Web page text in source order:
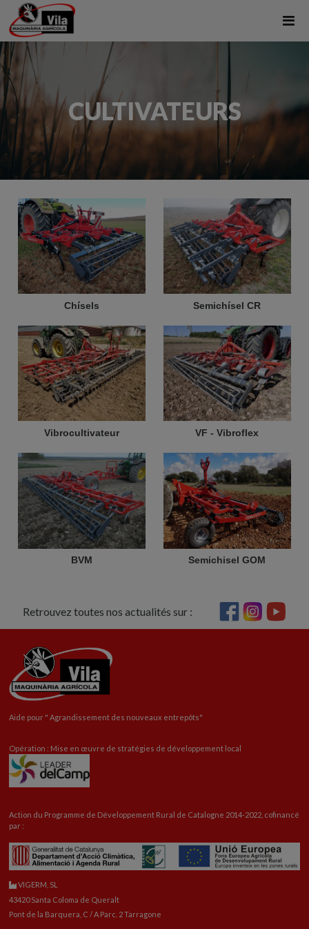
CULTIVATEURS
Chísels Semichísel CR
Vibrocultivateur VF - Vibroflex
BVM Semichisel GOM
Retrouvez toutes nos actualités sur :
Aide pour " Agrandissement des nouveaux entrepôts"
Opération : Mise en œuvre de stratégies de développement local
Action du Programme de Développement Rural de Catalogne 2014-2022, cofinancé
par :
VIGERM, SL
43420 Santa Coloma de Queralt
Pont de la Barquera, C / A Parc. 2 Tarragone